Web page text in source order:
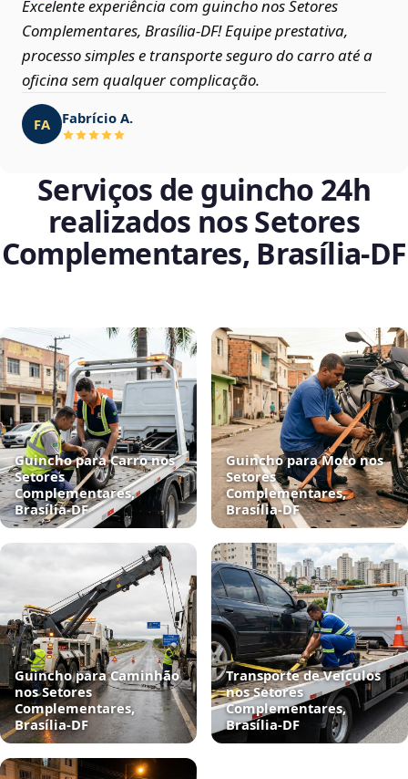
Excelente experiência com guincho nos Setores
Complementares, Brasília‑DF! Equipe prestativa,
processo simples e transporte seguro do carro até a
oficina sem qualquer complicação.
FA Fabrício A.
Serviços de guincho 24h
realizados nos Setores
Complementares, Brasília‑DF
Guincho para Carro nos
Setores
Complementares,
Brasília‑DF
Guincho para Moto nos
Setores
Complementares,
Brasília‑DF
Guincho para Caminhão
nos Setores
Complementares,
Brasília‑DF
Transporte de Veículos
nos Setores
Complementares,
Brasília‑DF